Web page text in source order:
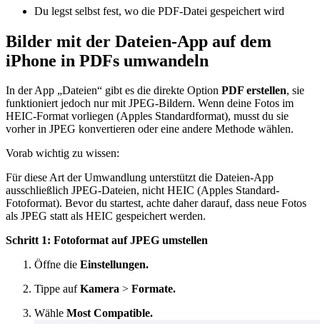
Du legst selbst fest, wo die PDF-Datei gespeichert wird
Bilder mit der Dateien-App auf dem
iPhone in PDFs umwandeln
In der App „Dateien“ gibt es die direkte Option PDF erstellen, sie
funktioniert jedoch nur mit JPEG-Bildern. Wenn deine Fotos im
HEIC-Format vorliegen (Apples Standardformat), musst du sie
vorher in JPEG konvertieren oder eine andere Methode wählen.
Vorab wichtig zu wissen:
Für diese Art der Umwandlung unterstützt die Dateien-App
ausschließlich JPEG-Dateien, nicht HEIC (Apples Standard-
Fotoformat). Bevor du startest, achte daher darauf, dass neue Fotos
als JPEG statt als HEIC gespeichert werden.
Schritt 1: Fotoformat auf JPEG umstellen
Öffne die Einstellungen.
Tippe aufKamera > Formate.
Wähle Most Compatible.